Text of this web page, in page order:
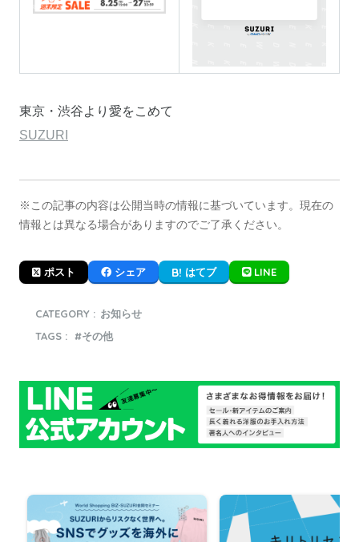
東京・渋谷より愛をこめて
SUZURI
※この記事の内容は公開当時の情報に基づいています。現在の
情報とは異なる場合がありますのでご了承ください。
ポスト シェア はてブ LINE
CATEGORY : お知らせ
TAGS :
その他